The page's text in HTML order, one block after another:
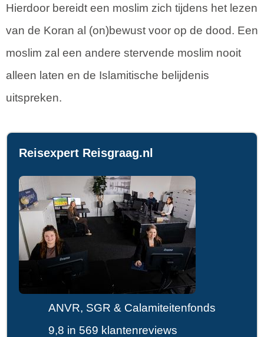
Hierdoor bereidt een moslim zich tijdens het lezen
van de Koran al (on)bewust voor op de dood. Een
moslim zal een andere stervende moslim nooit
alleen laten en de Islamitische belijdenis
uitspreken.
Reisexpert Reisgraag.nl
ANVR, SGR & Calamiteitenfonds
9,8 in 569 klantenreviews